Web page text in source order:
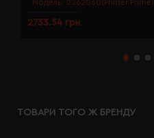
Модель: 2262060(Printer Prime)
2733.54 грн
ТОВАРИ ТОГО Ж БРЕНДУ